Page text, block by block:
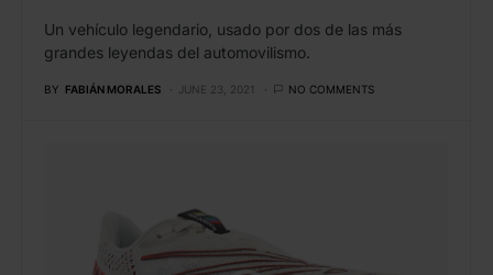
Un vehículo legendario, usado por dos de las más
grandes leyendas del automovilismo.
BY FABIÁN MORALES JUNE 23, 2021 NO COMMENTS